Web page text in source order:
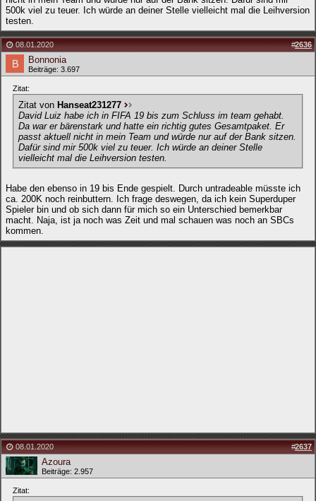
500k viel zu teuer. Ich würde an deiner Stelle vielleicht mal die Leihversion
testen.
08.01.2020 #2636
Bonnonia
Beiträge: 3.697
Zitat:
Zitat von Hanseat231277
David Luiz habe ich in FIFA 19 bis zum Schluss im team gehabt.
Da war er bärenstark und hatte ein richtig gutes Gesamtpaket. Er
passt aktuell nicht in mein Team und würde nur auf der Bank sitzen.
Dafür sind mir 500k viel zu teuer. Ich würde an deiner Stelle
vielleicht mal die Leihversion testen.
Habe den ebenso in 19 bis Ende gespielt. Durch untradeable müsste ich
ca. 200K noch reinbuttern. Ich frage deswegen, da ich kein Superduper
Spieler bin und ob sich dann für mich so ein Unterschied bemerkbar
macht. Naja, ist ja noch was Zeit und mal schauen was noch an SBCs
kommen.
08.01.2020 #2637
Azoura
Beiträge: 2.957
Zitat: